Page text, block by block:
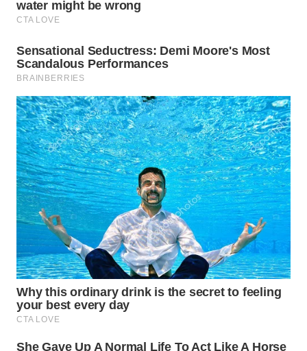
LAWAS
WN
SUMEDANG
WN
CIANJUR
WN
KEPULAUAN
SERIBU
WN
TANGERANG
WN
BINJAI
WN
CIREBON